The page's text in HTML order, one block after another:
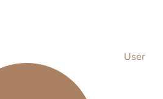
User